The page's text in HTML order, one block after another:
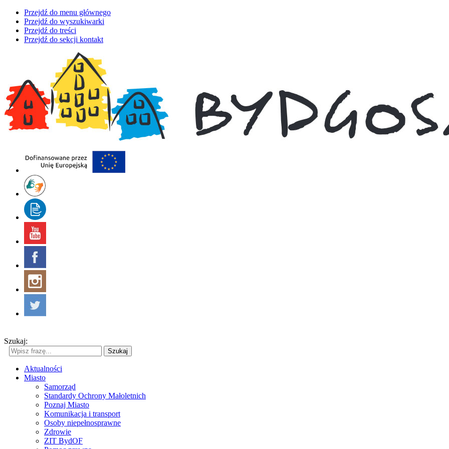
Przejdź do menu głównego
Przejdź do wyszukiwarki
Przejdź do treści
Przejdź do sekcji kontakt
Szukaj:
Szukaj
Aktualności
Miasto
Samorząd
Standardy Ochrony Małoletnich
Poznaj Miasto
Komunikacja i transport
Osoby niepełnosprawne
Zdrowie
ZIT BydOF